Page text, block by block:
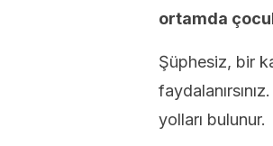
ortamda
Şüphesiz, bir
yolları bulunur.